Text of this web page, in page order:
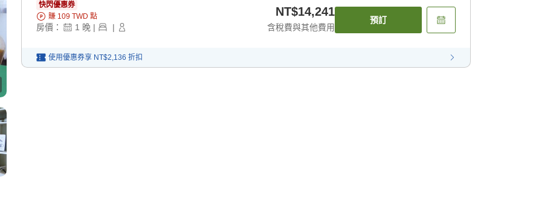
快閃優惠券
賺 109 TWD 點
房價： 1 晚 | |
NT$14,241
含稅費與其他費用
預訂
使用優惠券享 NT$2,136 折扣